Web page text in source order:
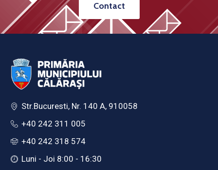
Contact
Str.Bucuresti, Nr. 140 A, 910058
+40 242 311 005
+40 242 318 574
Luni - Joi 8:00 - 16:30